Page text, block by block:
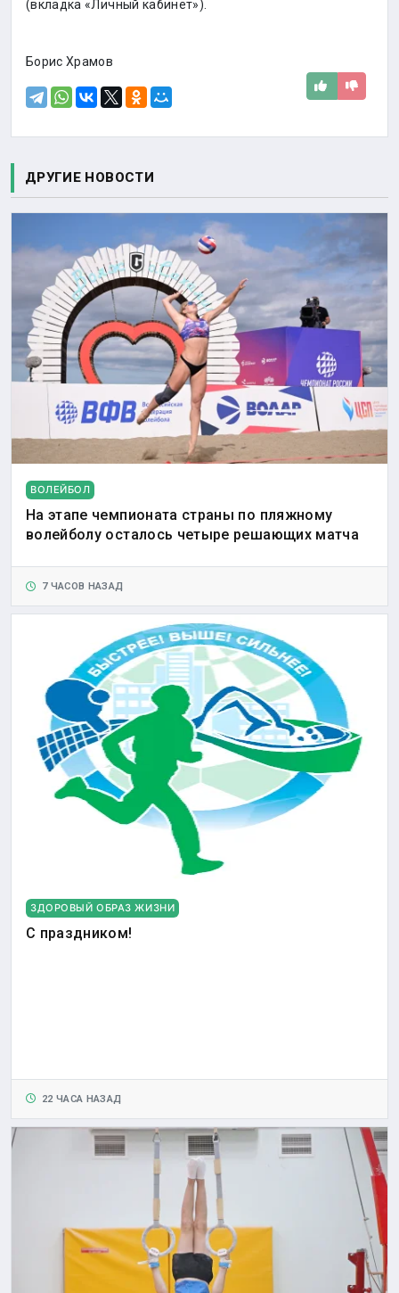
(вкладка «Личный кабинет»).
Борис Храмов
ДРУГИЕ НОВОСТИ
ВОЛЕЙБОЛ
На этапе чемпионата страны по пляжному
волейболу осталось четыре решающих матча
7 ЧАСОВ НАЗАД
ЗДОРОВЫЙ ОБРАЗ ЖИЗНИ
С праздником!
22 ЧАСА НАЗАД